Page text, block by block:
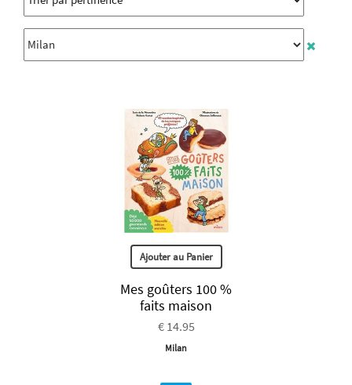
Ajouter au Panier
Mes goûters 100 %
faits maison
€ 14.95
Milan